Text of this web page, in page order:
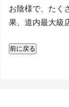
お陰様で、たく
果、道内最大級